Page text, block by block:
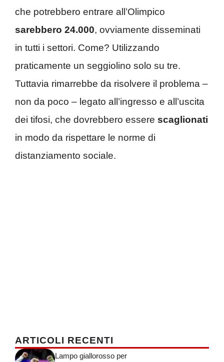
che potrebbero entrare all’Olimpico
sarebbero 24.000, ovviamente disseminati
in tutti i settori. Come? Utilizzando
praticamente un seggiolino solo su tre.
Tuttavia rimarrebbe da risolvere il problema –
non da poco – legato all’ingresso e all’uscita
dei tifosi, che dovrebbero essere scaglionati
in modo da rispettare le norme di
distanziamento sociale.
ARTICOLI RECENTI
Lampo giallorosso per